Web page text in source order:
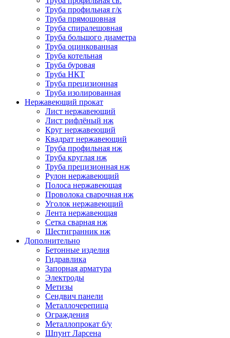
Труба профильная г/к
Труба прямошовная
Труба спиралешовная
Труба большого диаметра
Труба оцинкованная
Труба котельная
Труба буровая
Труба НКТ
Труба прецизионная
Труба изолированная
Нержавеющий прокат
Лист нержавеющий
Лист рифлёный нж
Круг нержавеющий
Квадрат нержавеющий
Труба профильная нж
Труба круглая нж
Труба прецизионная нж
Рулон нержавеющий
Полоса нержавеющая
Проволока сварочная нж
Уголок нержавеющий
Лента нержавеющая
Сетка сварная нж
Шестигранник нж
Дополнительно
Бетонные изделия
Гидравлика
Запорная арматура
Электроды
Метизы
Сендвич панели
Металлочерепица
Ограждения
Металлопрокат б/у
Шпунт Ларсена